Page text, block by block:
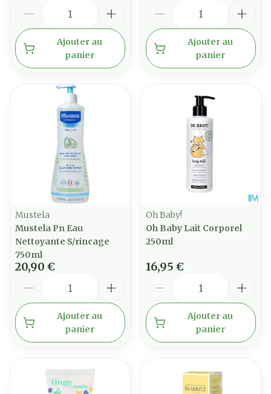
Ajouter au
panier
Ajouter au
panier
Mustela
Mustela Pn Eau
Nettoyante S/rincage
750ml
20,90 €
Ajouter au
panier
Oh Baby!
Oh Baby Lait Corporel
250ml
16,95 €
Ajouter au
panier